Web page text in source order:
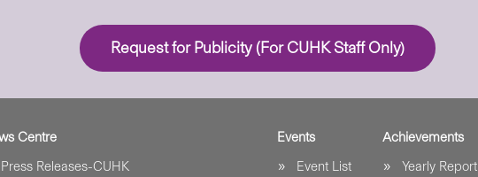
Request for Publicity (For CUHK Staff Only)
Centre
Press Releases-CUHK
Events
Event List
Achievements
Yearly Report